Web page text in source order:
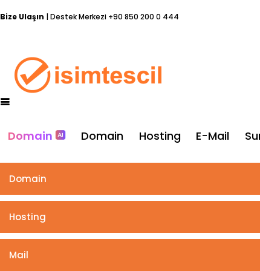
Bize Ulaşın | Destek Merkezi +90 850 200 0 444
Domain Domain Hosting E-Mail
Domain
Hosting
Mail